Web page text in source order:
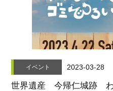
イベント 2023-03-28
世界遺産 今帰仁城跡 わ